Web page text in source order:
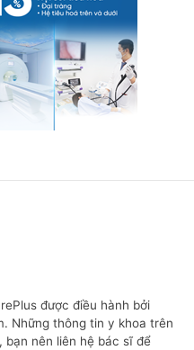
được điều hành bởi
Những thông tin y khoa trên
nên liên hệ bác sĩ để